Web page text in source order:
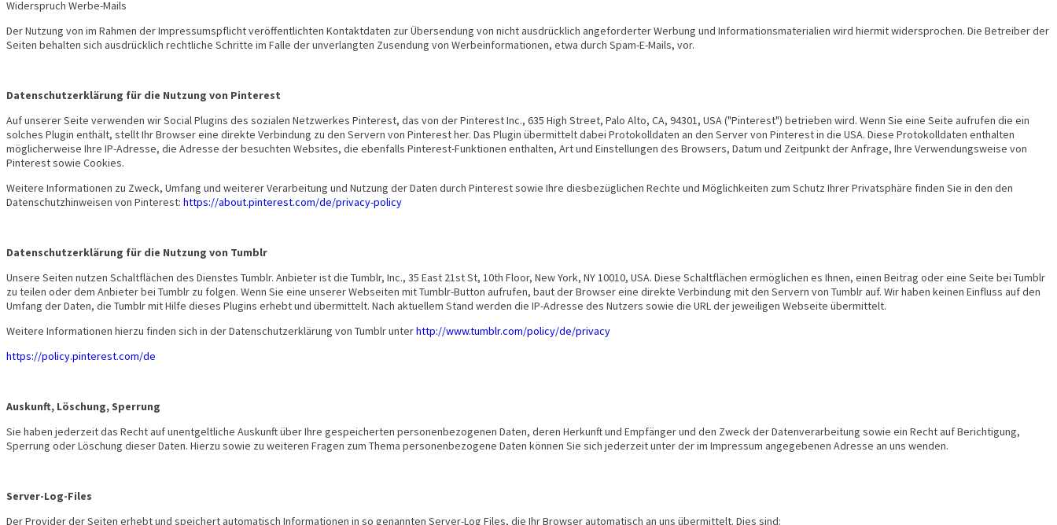
Widerspruch Werbe-Mails
Der Nutzung von im Rahmen der Impressumspflicht veröffentlichten Kontaktdaten zur Übersendung von nicht ausdrücklich angeforderter Werbung und Informationsmaterialien wird hiermit widersprochen. Die Betreiber der
Seiten behalten sich ausdrücklich rechtliche Schritte im Falle der unverlangten Zusendung von Werbeinformationen, etwa durch Spam-E-Mails, vor.
Datenschutzerklärung für die Nutzung von Pinterest
Auf unserer Seite verwenden wir Social Plugins des sozialen Netzwerkes Pinterest, das von der Pinterest Inc., 635 High Street, Palo Alto, CA, 94301, USA ("Pinterest") betrieben wird. Wenn Sie eine Seite aufrufen die ein
solches Plugin enthält, stellt Ihr Browser eine direkte Verbindung zu den Servern von Pinterest her. Das Plugin übermittelt dabei Protokolldaten an den Server von Pinterest in die USA. Diese Protokolldaten enthalten
möglicherweise Ihre IP-Adresse, die Adresse der besuchten Websites, die ebenfalls Pinterest-Funktionen enthalten, Art und Einstellungen des Browsers, Datum und Zeitpunkt der Anfrage, Ihre Verwendungsweise von
Pinterest sowie Cookies.
Weitere Informationen zu Zweck, Umfang und weiterer Verarbeitung und Nutzung der Daten durch Pinterest sowie Ihre diesbezüglichen Rechte und Möglichkeiten zum Schutz Ihrer Privatsphäre finden Sie in den den
Datenschutzhinweisen von Pinterest: https://about.pinterest.com/de/privacy-policy
Datenschutzerklärung für die Nutzung von Tumblr
Unsere Seiten nutzen Schaltflächen des Dienstes Tumblr. Anbieter ist die Tumblr, Inc., 35 East 21st St, 10th Floor, New York, NY 10010, USA. Diese Schaltflächen ermöglichen es Ihnen, einen Beitrag oder eine Seite bei Tumblr
zu teilen oder dem Anbieter bei Tumblr zu folgen. Wenn Sie eine unserer Webseiten mit Tumblr-Button aufrufen, baut der Browser eine direkte Verbindung mit den Servern von Tumblr auf. Wir haben keinen Einfluss auf den
Umfang der Daten, die Tumblr mit Hilfe dieses Plugins erhebt und übermittelt. Nach aktuellem Stand werden die IP-Adresse des Nutzers sowie die URL der jeweiligen Webseite übermittelt.
Weitere Informationen hierzu finden sich in der Datenschutzerklärung von Tumblr unterhttp://www.tumblr.com/policy/de/privacy
https://policy.pinterest.com/de
Auskunft, Löschung, Sperrung
Sie haben jederzeit das Recht auf unentgeltliche Auskunft über Ihre gespeicherten personenbezogenen Daten, deren Herkunft und Empfänger und den Zweck der Datenverarbeitung sowie ein Recht auf Berichtigung,
Sperrung oder Löschung dieser Daten. Hierzu sowie zu weiteren Fragen zum Thema personenbezogene Daten können Sie sich jederzeit unter der im Impressum angegebenen Adresse an uns wenden.
Server-Log-Files
Der Provider der Seiten erhebt und speichert automatisch Informationen in so genannten Server-Log Files, die Ihr Browser automatisch an uns übermittelt. Dies sind: